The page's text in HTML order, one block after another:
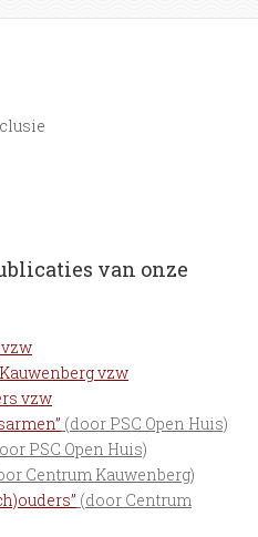
van onze
vzw
vzw
vzw
(door PSC Open Huis)
PSC Open Huis)
Centrum Kauwenberg)
(door Centrum